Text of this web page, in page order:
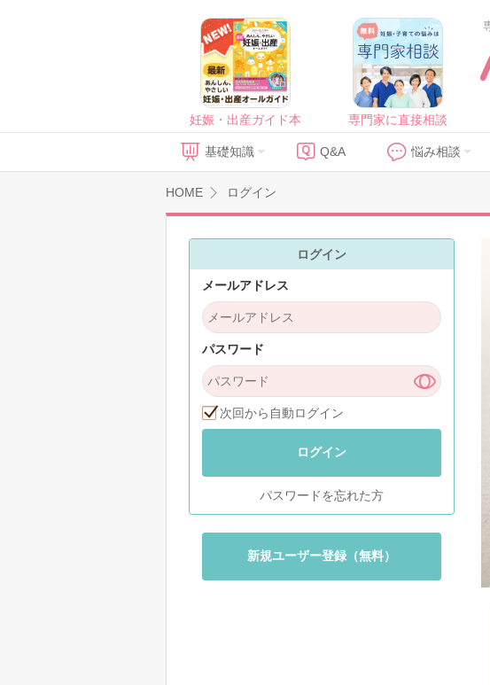
妊娠・出産ガイド本 専門家に直接相談
基礎知識 Q&A 悩み相談
HOME ログイン
ログイン
メールアドレス
パスワード
次回から自動ログイン
ログイン
パスワードを忘れた方
新規ユーザー登録（無料）